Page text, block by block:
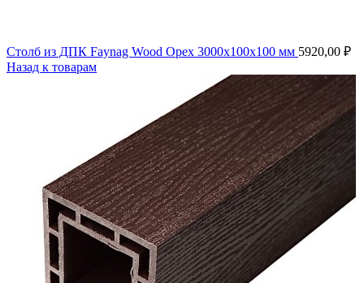
Столб из ДПК Faynag Wood Орех 3000х100х100 мм 5920,00 ₽
Назад к товарам